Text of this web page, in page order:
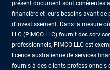
présent document sont cohérentes
financière et leurs besoins avant de
d’investissement. Dans la mesure
LLC (PIMCO LLC) fournit des
professionnels, PIMCO LLC est
licence australienne de services
fournis à des clients professionnels